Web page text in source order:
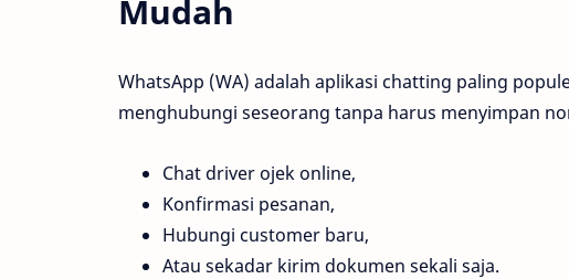
Mudah
WhatsApp (WA) adalah aplikasi chatting paling
menghubungi seseorang tanpa harus menyimpan
Chat driver ojek online,
Konfirmasi pesanan,
Hubungi customer baru,
Atau sekadar kirim dokumen sekali saja.